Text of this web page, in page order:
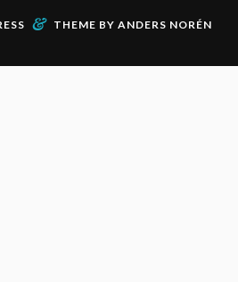
& THEME BY ANDERS NORÉN